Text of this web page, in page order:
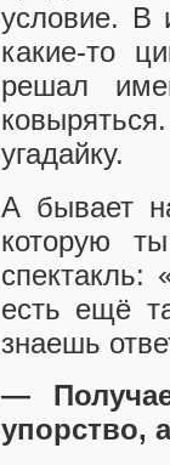
условие. В
какие-то
решал
угадайку.
А бывает
которую
есть ещё
знаешь
—
упорство,